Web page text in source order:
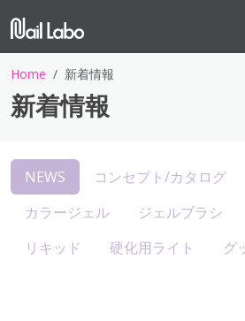
Home 新着情報
新着情報
NEWS コンセプト/カタログ
カラージェル
ジェルブラシ
リキッド
硬化用ライト グ